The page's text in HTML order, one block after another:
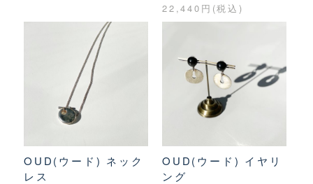
22,440円(税込)
OUD(ウード) ネック
レス
OUD(ウード) イヤリ
ング